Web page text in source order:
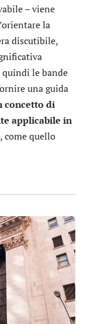
– viene
la
discutibile,
le bande
una guida
concetto di
applicabile in
, come quello